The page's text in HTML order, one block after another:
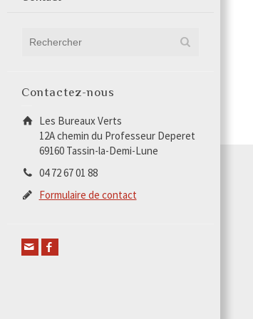
Contactez-nous
Les Bureaux Verts
12A chemin du Professeur Deperet
69160 Tassin-la-Demi-Lune
04 72 67 01 88
Formulaire de contact